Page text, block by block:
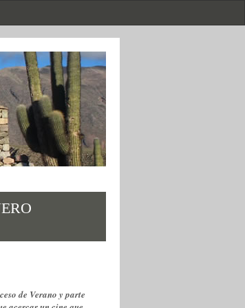
de Verano y parte